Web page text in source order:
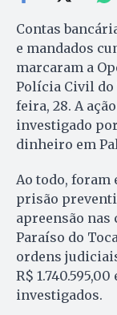
Contas
e mandados
marcaram a
Polícia Civil do
feira, 28. A
investigado
dinheiro em
Ao todo, foram
prisão
apreensão nas
Paraíso do
ordens
R$
investigados.